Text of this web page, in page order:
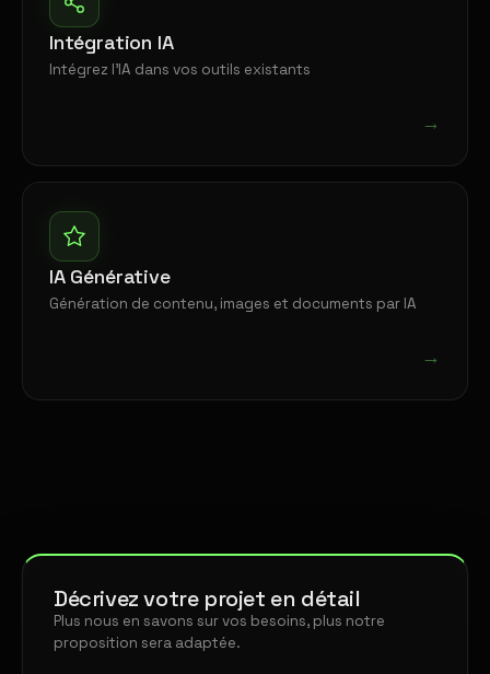
Intégration IA
Intégrez l'IA dans vos outils existants
→
IA Générative
Génération de contenu, images et documents par IA
→
Décrivez votre projet en détail
Plus nous en savons sur vos besoins, plus notre
proposition sera adaptée.